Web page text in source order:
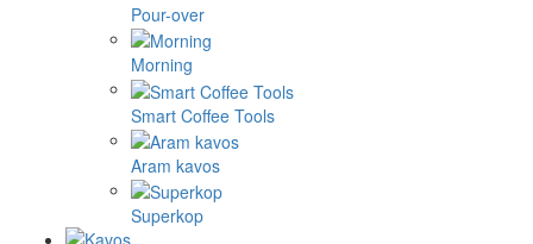
Pour-over
Morning
Smart Coffee Tools
Aram kavos
Superkop